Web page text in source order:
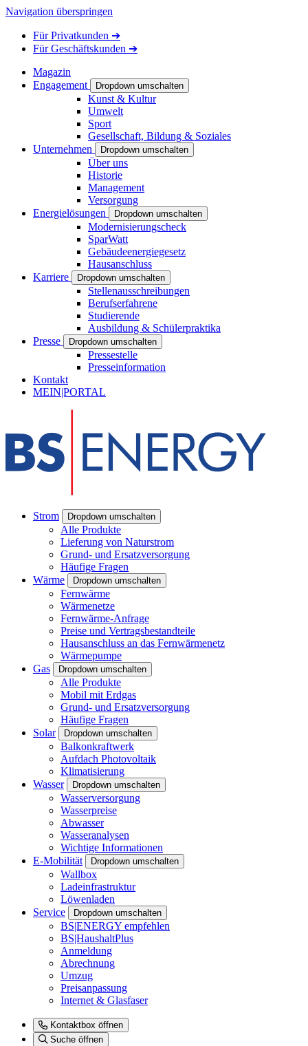
Navigation überspringen
FürPrivatkunden ➔
FürGeschäftskunden ➔
Magazin
Engagement
Dropdown umschalten
Kunst & Kultur
Umwelt
Sport
Gesellschaft, Bildung & Soziales
Unternehmen
Dropdown umschalten
Über uns
Historie
Management
Versorgung
Energielösungen
Dropdown umschalten
Modernisierungscheck
SparWatt
Gebäudeenergiegesetz
Hausanschluss
Karriere
Dropdown umschalten
Stellenausschreibungen
Berufserfahrene
Studierende
Ausbildung & Schülerpraktika
Presse
Dropdown umschalten
Pressestelle
Presseinformation
Kontakt
MEIN|PORTAL
Strom Dropdown umschalten
Alle Produkte
Lieferung von Naturstrom
Grund- und Ersatzversorgung
Häufige Fragen
Wärme
Dropdown umschalten
Fernwärme
Wärmenetze
Fernwärme-Anfrage
Preise und Vertragsbestandteile
Hausanschluss an das Fernwärmenetz
Wärmepumpe
Gas
Dropdown umschalten
Alle Produkte
Mobil mit Erdgas
Grund- und Ersatzversorgung
Häufige Fragen
Solar
Dropdown umschalten
Balkonkraftwerk
Aufdach Photovoltaik
Klimatisierung
Wasser
Dropdown umschalten
Wasserversorgung
Wasserpreise
Abwasser
Wasseranalysen
Wichtige Informationen
E-Mobilität
Dropdown umschalten
Wallbox
Ladeinfrastruktur
Löwenladen
Service
Dropdown umschalten
BS|ENERGY empfehlen
BS|HaushaltPlus
Anmeldung
Abrechnung
Umzug
Preisanpassung
Internet & Glasfaser
Kontaktbox öffnen
Suche öffnen